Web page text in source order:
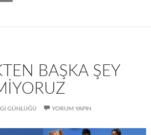
BAŞKA ŞEY
GÜNLÜĞÜ YORUM YAPIN